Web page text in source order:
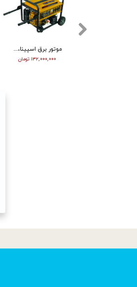
۲,۵۶۹,۸۸۲ تومان
موتور برق 5.5 کیلو وات بنزینی ویگو مدل WG7500E